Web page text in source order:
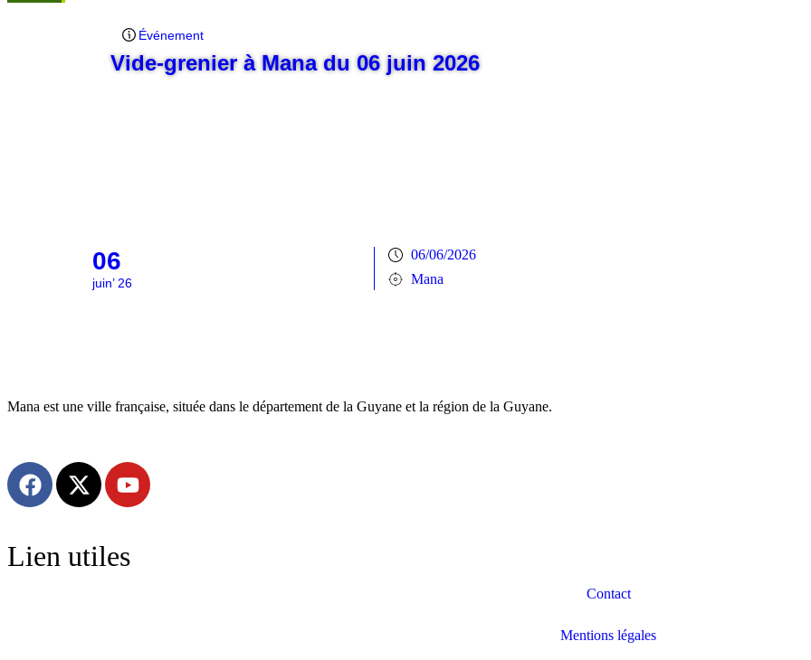
Événement
Vide-grenier à Mana du 06 juin 2026
06
juin’ 26
06/06/2026
Mana
Mana est une ville française, située dans le département de la Guyane et la région de la Guyane.
Lien utiles
Contact
Mentions légales